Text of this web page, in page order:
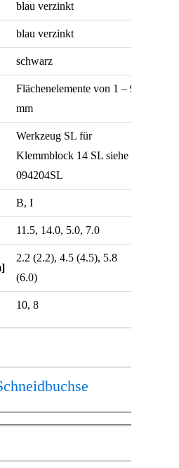
blau verzinkt
blau verzinkt
schwarz
Flächenelemente von 1 – 9
mm
Werkzeug SL für
Klemmblock 14 SL siehe
094204SL
B, I
11.5, 14.0, 5.0, 7.0
2.2 (2.2), 4.5 (4.5), 5.8
(6.0)
10, 8